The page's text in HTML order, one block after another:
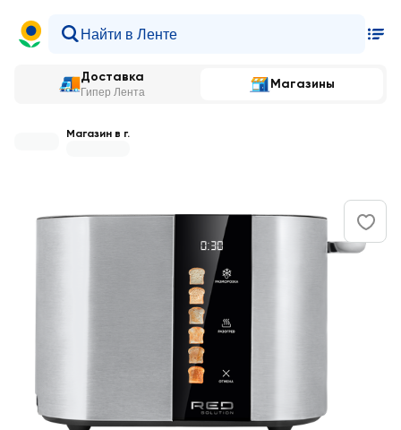
Доставка
Гипер Лента
Магазины
Магазин в г.